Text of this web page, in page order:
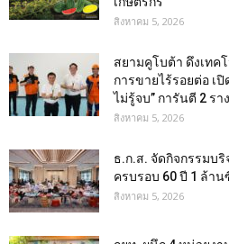
สิงหาคม 5, 2026
สยามคูโบต้า ดึงเทค
การขายไร้รอยต่อ เ
ไม่รู้จบ” การันตี 2 ร
สิงหาคม 5, 2026
ธ.ก.ส. จัดกิจกรรมบ
ครบรอบ 60 ปี 1 ล้า
สิงหาคม 5, 2026